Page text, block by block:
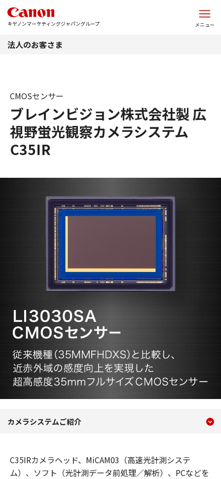
キヤノンマーケティングジャパングループ メニュー
法人のお客さま
ブレインビジョン株式会社製 広
視野蛍光観察カメラシステム
C35IR
CMOSセンサー
広視野蛍光観察カメラシス
現在のコンテンツ
カメラシステムご紹介
C35IRカメラヘッド、MiCAM03（高速光計測システ
ム）、ソフト（光計測データ前処理／解析）、PCなどを